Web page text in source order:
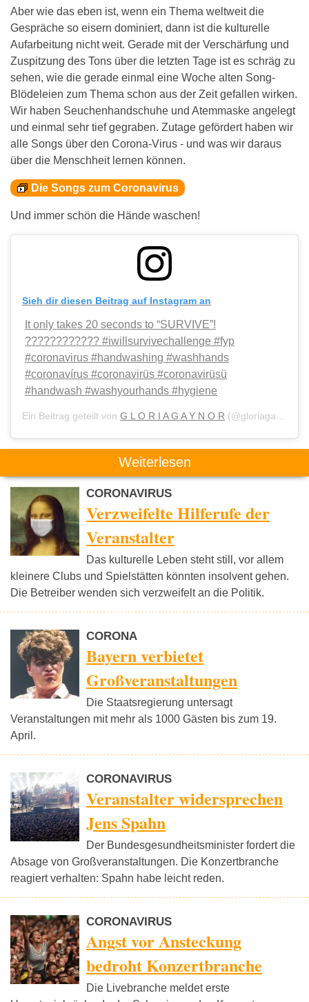
Aber wie das eben ist, wenn ein Thema weltweit die
Gespräche so eisern dominiert, dann ist die kulturelle
Aufarbeitung nicht weit. Gerade mit der Verschärfung und
Zuspitzung des Tons über die letzten Tage ist es schräg zu
sehen, wie die gerade einmal eine Woche alten Song-
Blödeleien zum Thema schon aus der Zeit gefallen wirken.
Wir haben Seuchenhandschuhe und Atemmaske angelegt
und einmal sehr tief gegraben. Zutage gefördert haben wir
alle Songs über den Corona-Virus - und was wir daraus
über die Menschheit lernen können.
Die Songs zum Coronavirus
Und immer schön die Hände waschen!
Sieh dir diesen Beitrag auf Instagram an
It only takes 20 seconds to “SURVIVE”!
???????????? #iwillsurvivechallenge #fyp
#coronavirus #handwashing #washhands
#coronavírus #coronavirüs #coronavirüsü
#handwash #washyourhands #hygiene
Ein Beitrag geteilt von G L O R I A G A Y N O R (@gloriagaynor) am
Weiterlesen
CORONAVIRUS
Verzweifelte Hilferufe der
Veranstalter
Das kulturelle Leben steht still, vor allem
kleinere Clubs und Spielstätten könnten insolvent gehen.
Die Betreiber wenden sich verzweifelt an die Politik.
CORONA
Bayern verbietet
Großveranstaltungen
Die Staatsregierung untersagt
Veranstaltungen mit mehr als 1000 Gästen bis zum 19.
April.
CORONAVIRUS
Veranstalter widersprechen
Jens Spahn
Der Bundesgesundheitsminister fordert die
Absage von Großveranstaltungen. Die Konzertbranche
reagiert verhalten: Spahn habe leicht reden.
CORONAVIRUS
Angst vor Ansteckung
bedroht Konzertbranche
Die Livebranche meldet erste